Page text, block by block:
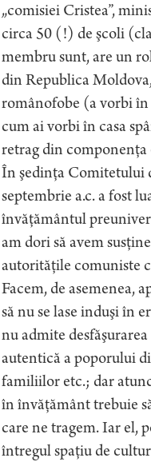
„comisiei Cristea”,
circa 50 (!) de şcoli
membru sunt, are un
din Republica
românofobe (a vorbi în
cum ai vorbi în casa
retrag din componenţa
În şedinţa Comitetului
septembrie a.c. a fost
învăţământul
am dori să avem
autorităţile comuniste
Facem, de asemenea,
să nu se lase induşi în
nu admite
autentică a poporului
familiilor etc.; dar
în învăţământ trebuie
care ne tragem. Iar el,
întregul spaţiu de